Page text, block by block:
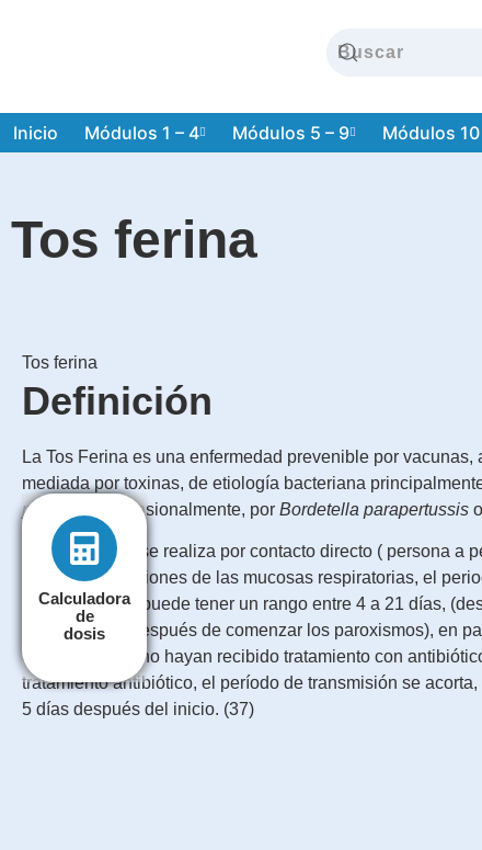
Inicio Módulos 1 – 4 Módulos 5 – 9 Módulos
Tos ferina
Tos ferina
Definición
La Tos Ferina es una enfermedad prevenible por vacunas,
mediada por toxinas, de etiología bacteriana
pertussis
, y, ocasionalmente, por Bordetella parapertussis o
La transmisión se realiza por contacto directo ( persona a
gotas de secreciones de las mucosas respiratorias, el
a 10 días, pero puede tener un rango entre 4 a 21 días,
tres semanas después de comenzar los paroxismos), en
estrecho y que no hayan recibido tratamiento con
tratamiento antibiótico, el período de transmisión se
5 días después del inicio. (37)
Calculadora
de
dosis
Calculadora
de
dosis